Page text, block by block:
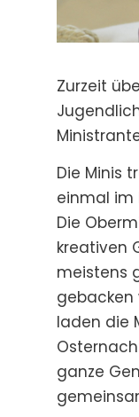
Zurzeit
Die Minis
einmal im
Die
kreativen
meistens
gebacken
laden die
ganze